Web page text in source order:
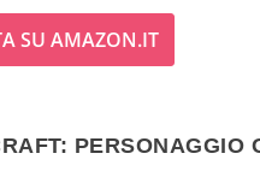
SU AMAZON.IT
PERSONAGGIO